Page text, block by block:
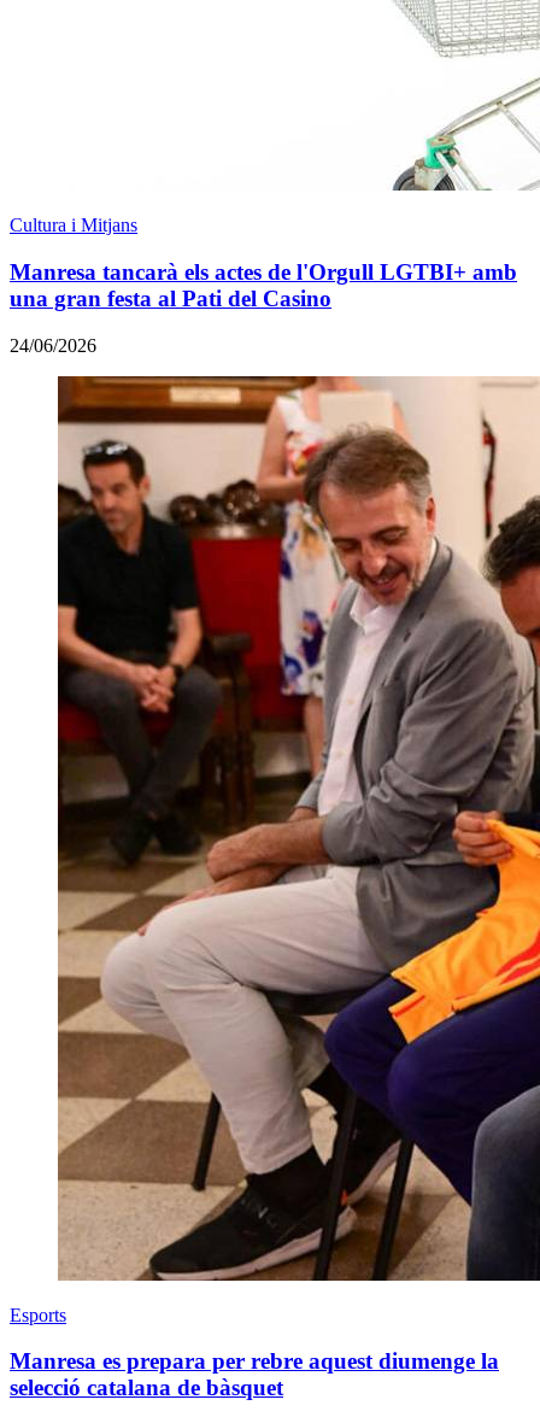
Cultura i Mitjans
Manresa tancarà els actes de l'Orgull LGTBI+ amb
una gran festa al Pati del Casino
24/06/2026
Esports
Manresa es prepara per rebre aquest diumenge la
selecció catalana de bàsquet